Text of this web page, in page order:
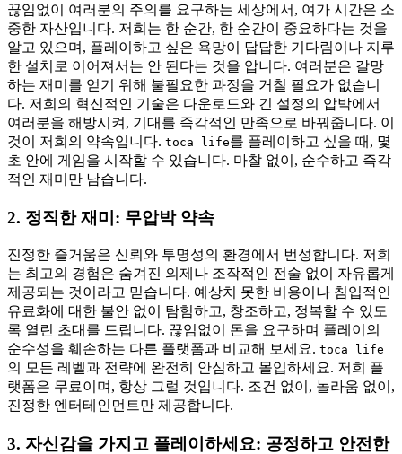
끊임없이 여러분의 주의를 요구하는 세상에서, 여가 시간은 소
중한 자산입니다. 저희는 한 순간, 한 순간이 중요하다는 것을
알고 있으며, 플레이하고 싶은 욕망이 답답한 기다림이나 지루
한 설치로 이어져서는 안 된다는 것을 압니다. 여러분은 갈망
하는 재미를 얻기 위해 불필요한 과정을 거칠 필요가 없습니
다. 저희의 혁신적인 기술은 다운로드와 긴 설정의 압박에서
여러분을 해방시켜, 기대를 즉각적인 만족으로 바꿔줍니다. 이
것이 저희의 약속입니다. toca life를 플레이하고 싶을 때, 몇
초 안에 게임을 시작할 수 있습니다. 마찰 없이, 순수하고 즉각
적인 재미만 남습니다.
2. 정직한 재미: 무압박 약속
진정한 즐거움은 신뢰와 투명성의 환경에서 번성합니다. 저희
는 최고의 경험은 숨겨진 의제나 조작적인 전술 없이 자유롭게
제공되는 것이라고 믿습니다. 예상치 못한 비용이나 침입적인
유료화에 대한 불안 없이 탐험하고, 창조하고, 정복할 수 있도
록 열린 초대를 드립니다. 끊임없이 돈을 요구하며 플레이의
순수성을 훼손하는 다른 플랫폼과 비교해 보세요. toca life
의 모든 레벨과 전략에 완전히 안심하고 몰입하세요. 저희 플
랫폼은 무료이며, 항상 그럴 것입니다. 조건 없이, 놀라움 없이,
진정한 엔터테인먼트만 제공합니다.
3. 자신감을 가지고 플레이하세요: 공정하고 안전한